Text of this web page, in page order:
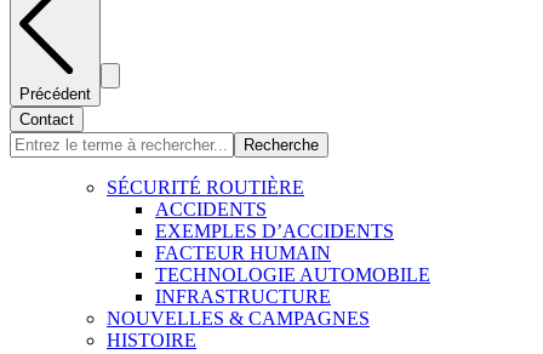
Précédent
Contact
Recherche
SÉCURITÉ ROUTIÈRE
ACCIDENTS
EXEMPLES D’ACCIDENTS
FACTEUR HUMAIN
TECHNOLOGIE AUTOMOBILE
INFRASTRUCTURE
NOUVELLES & CAMPAGNES
HISTOIRE